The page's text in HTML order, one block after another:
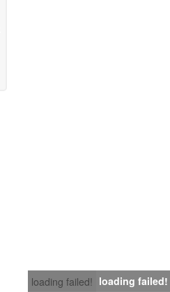
loading failed! loading failed!